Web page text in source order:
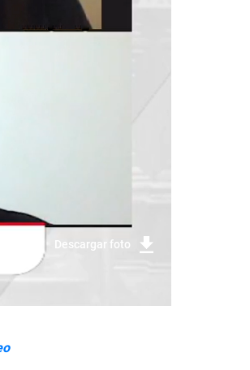
Descargar foto